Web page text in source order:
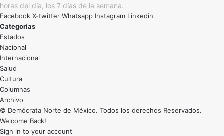
horas del día, los 7 días de la semana.
Facebook X-twitter Whatsapp Instagram Linkedin
Categorías
Estados
Nacional
Internacional
Salud
Cultura
Archivo
© Demócrata Norte de México. Todos los derechos Reservados.
Welcome Back!
Sign in to your account